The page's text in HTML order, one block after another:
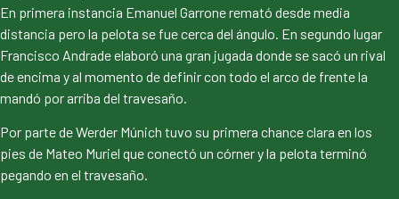
En primera instancia Emanuel Garrone remató desde media
distancia pero la pelota se fue cerca del ángulo. En segundo lugar
Francisco Andrade elaboró una gran jugada donde se sacó un rival
de encima y al momento de definir con todo el arco de frente la
mandó por arriba del travesaño.
Por parte de Werder Múnich tuvo su primera chance clara en los
pies de Mateo Muriel que conectó un córner y la pelota terminó
pegando en el travesaño.